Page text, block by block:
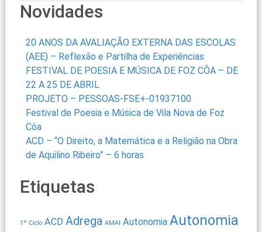
Novidades
20 ANOS DA AVALIAÇÃO EXTERNA DAS ESCOLAS
(AEE) – Reflexão e Partilha de Experiências
FESTIVAL DE POESIA E MÚSICA DE FOZ CÔA – DE
22 A 25 DE ABRIL
PROJETO – PESSOAS-FSE+-01937100
Festival de Poesia e Música de Vila Nova de Foz
Côa
ACD – “O Direito, a Matemática e a Religião na Obra
de Aquilino Ribeiro” – 6 horas
Etiquetas
1º Ciclo ACD Adrega AMAI Autonomia Autonomia